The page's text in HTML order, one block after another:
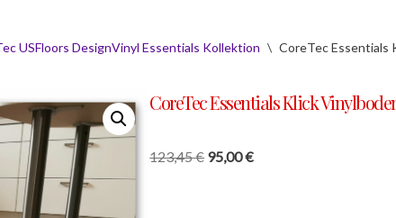
USFloors DesignVinyl Essentials Kollektion \ CoreTec Essentials
CoreTec Essentials Klick
123,45€ 95,00€